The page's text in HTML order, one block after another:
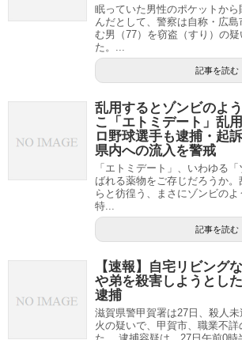
眠っていた男性のポケットか
んだとして、警察は自称・広
む男（77）を窃盗（すり）の
た。...
記事を読む
乱用するとゾンビのよ
こ「エトミデート」乱
ロ野球選手も逮捕・起
県内への流入を警戒
「エトミデート」、いわゆる
ばれる薬物をご存じだろうか
らと彷徨う、まさにゾンビの
特...
記事を読む
【速報】自宅リビング
や弟を殺害しようとし
逮捕
滋賀県警甲賀署は27日、殺人
火の疑いで、甲賀市、職業不詳